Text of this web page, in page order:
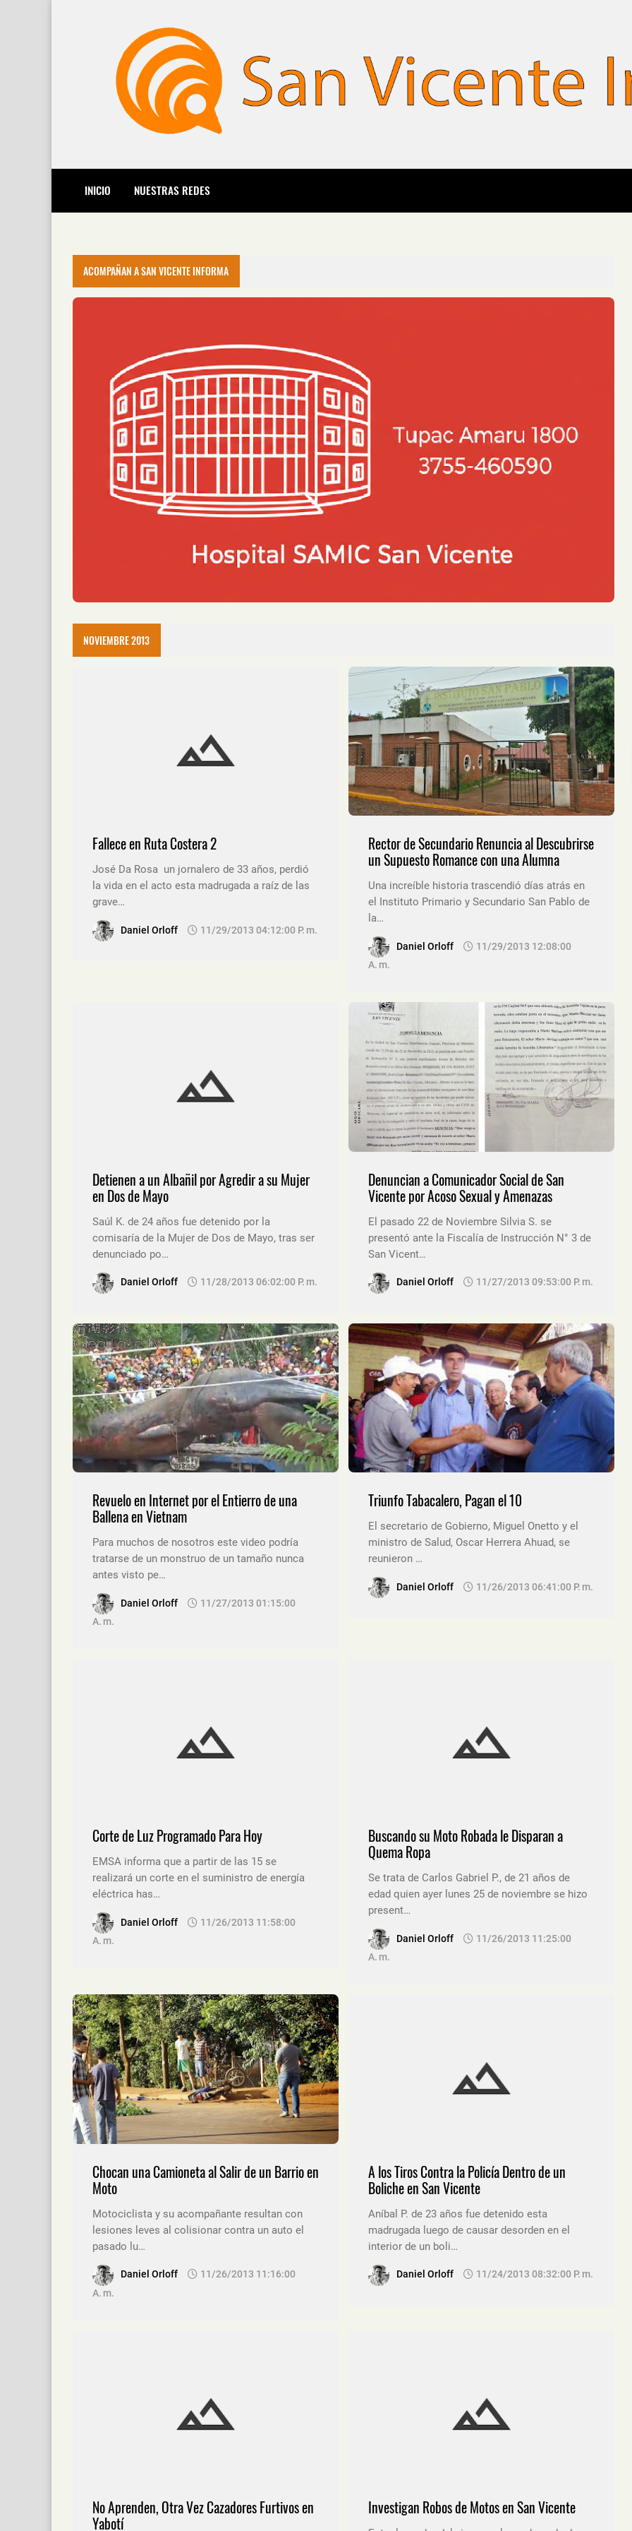
INICIO NUESTRAS REDES
ACOMPAÑAN A SAN VICENTE INFORMA
NOVIEMBRE 2013
Fallece en Ruta Costera 2
José Da Rosa un jornalero de 33 años, perdió
la vida en el acto esta madrugada a raíz de las
grave…
Daniel Orloff 11/29/2013 04:12:00 P. M.
Rector de Secundario Renuncia al Descubrirse
un Supuesto Romance con una Alumna
Una increíble historia trascendió días atrás en
el Instituto Primario y Secundario San Pablo de
la…
Daniel Orloff
11/29/2013 12:08:00
A. M.
Detienen a un Albañil por Agredir a su Mujer
en Dos de Mayo
Saúl K. de 24 años fue detenido por la
comisaría de la Mujer de Dos de Mayo, tras ser
denunciado po…
Daniel Orloff 11/28/2013 06:02:00 P. M.
Denuncian a Comunicador Social de San
Vicente por Acoso Sexual y Amenazas
El pasado 22 de Noviembre Silvia S. se
presentó ante la Fiscalía de Instrucción N° 3 de
San Vicent…
Daniel Orloff 11/27/2013 09:53:00 P. M.
Revuelo en Internet por el Entierro de una
Ballena en Vietnam
Para muchos de nosotros este video podría
tratarse de un monstruo de un tamaño nunca
antes visto pe…
Daniel Orloff
11/27/2013 01:15:00
A. M.
Triunfo Tabacalero, Pagan el 10
El secretario de Gobierno, Miguel Onetto y el
ministro de Salud, Oscar Herrera Ahuad, se
reunieron …
Daniel Orloff 11/26/2013 06:41:00 P. M.
Corte de Luz Programado Para Hoy
EMSA informa que a partir de las 15 se
realizará un corte en el suministro de energía
eléctrica has…
Daniel Orloff
11/26/2013 11:58:00
A. M.
Buscando su Moto Robada le Disparan a
Quema Ropa
Se trata de Carlos Gabriel P., de 21 años de
edad quien ayer lunes 25 de noviembre se hizo
present…
Daniel Orloff
11/26/2013 11:25:00
A. M.
Chocan una Camioneta al Salir de un Barrio en
Moto
Motociclista y su acompañante resultan con
lesiones leves al colisionar contra un auto el
pasado lu…
Daniel Orloff
11/26/2013 11:16:00
A. M.
A los Tiros Contra la Policía Dentro de un
Boliche en San Vicente
Aníbal P. de 23 años fue detenido esta
madrugada luego de causar desorden en el
interior de un boli…
Daniel Orloff 11/24/2013 08:32:00 P. M.
No Aprenden, Otra Vez Cazadores Furtivos en
Yabotí
Investigan Robos de Motos en San Vicente